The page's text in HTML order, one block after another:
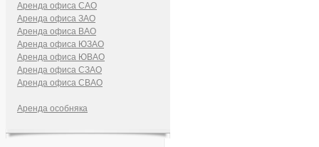
Аренда офиса САО
Аренда офиса ЗАО
Аренда офиса ВАО
Аренда офиса ЮЗАО
Аренда офиса ЮВАО
Аренда офиса СЗАО
Аренда офиса СВАО
Аренда особняка